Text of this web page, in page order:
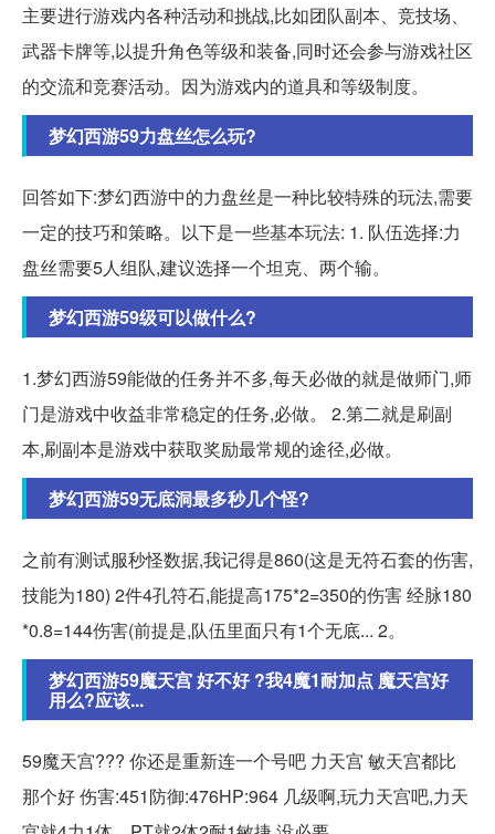
主要进行游戏内各种活动和挑战,比如团队副本、竞技场、
武器卡牌等,以提升角色等级和装备,同时还会参与游戏社区
的交流和竞赛活动。因为游戏内的道具和等级制度。
梦幻西游59力盘丝怎么玩?
回答如下:梦幻西游中的力盘丝是一种比较特殊的玩法,需要
一定的技巧和策略。以下是一些基本玩法: 1. 队伍选择:力
盘丝需要5人组队,建议选择一个坦克、两个输。
梦幻西游59级可以做什么?
1.梦幻西游59能做的任务并不多,每天必做的就是做师门,师
门是游戏中收益非常稳定的任务,必做。 2.第二就是刷副
本,刷副本是游戏中获取奖励最常规的途径,必做。
梦幻西游59无底洞最多秒几个怪?
之前有测试服秒怪数据,我记得是860(这是无符石套的伤害,
技能为180) 2件4孔符石,能提高175*2=350的伤害 经脉180
*0.8=144伤害(前提是,队伍里面只有1个无底... 2。
梦幻西游59魔天宫 好不好 ?我4魔1耐加点 魔天宫好
用么?应该...
59魔天宫??? 你还是重新连一个号吧 力天宫 敏天宫都比
那个好 伤害:451防御:476HP:964 几级啊,玩力天宫吧,力天